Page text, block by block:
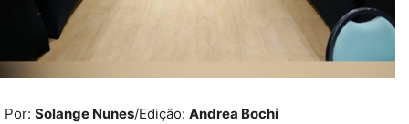
Por: Solange Nunes/Edição: Andrea Bochi